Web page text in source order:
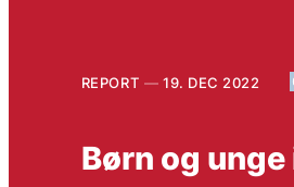
REPORT 19. DEC 2022
Børn og